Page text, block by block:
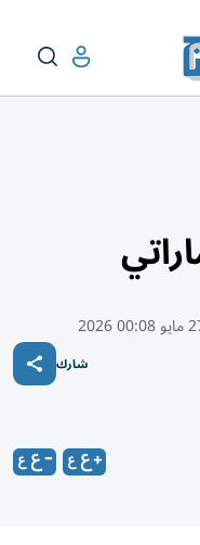
2026
شارك